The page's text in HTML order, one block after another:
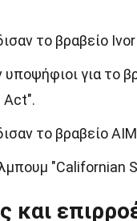
το βραβείο
υποψήφιοι για το
Act".
το βραβείο
"Californian
και